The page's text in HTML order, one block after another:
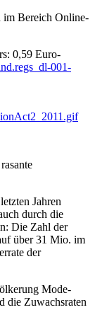
im Bereich Online-
0,59 Euro-
001-
Jahren
durch die
Die Zahl der
über 31 Mio. im
der
Mode-
die Zuwachsraten